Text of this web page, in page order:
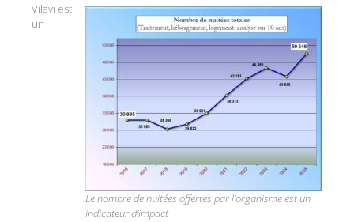
Le nombre de nuitées offertes par l’organisme est un
indicateur d’impact
Vilavi est
un